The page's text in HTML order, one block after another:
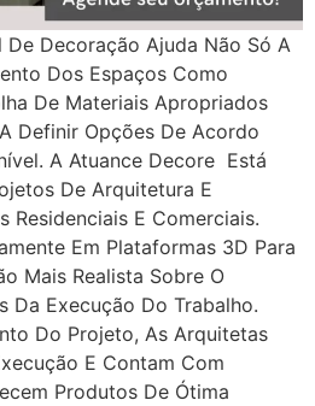
Decoração Ajuda Não Só A
Dos Espaços Como
De Materiais Apropriados
Definir Opções De Acordo
A Atuance Decore Está
De Arquitetura E
Residenciais E Comerciais.
Em Plataformas 3D Para
Mais Realista Sobre O
Da Execução Do Trabalho.
Do Projeto, As Arquitetas
E Contam Com
Produtos De Ótima